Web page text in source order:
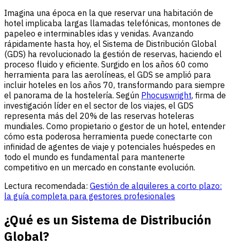
Imagina una época en la que reservar una habitación de
hotel implicaba largas llamadas telefónicas, montones de
papeleo e interminables idas y venidas. Avanzando
rápidamente hasta hoy, el Sistema de Distribución Global
(GDS) ha revolucionado la gestión de reservas, haciendo el
proceso fluido y eficiente. Surgido en los años 60 como
herramienta para las aerolíneas, el GDS se amplió para
incluir hoteles en los años 70, transformando para siempre
el panorama de la hostelería. Según Phocuswright, firma de
investigación líder en el sector de los viajes, el GDS
representa más del 20% de las reservas hoteleras
mundiales. Como propietario o gestor de un hotel, entender
cómo esta poderosa herramienta puede conectarte con
infinidad de agentes de viaje y potenciales huéspedes en
todo el mundo es fundamental para mantenerte
competitivo en un mercado en constante evolución.
Lectura recomendada: Gestión de alquileres a corto plazo:
la guía completa para gestores profesionales
¿Qué es un Sistema de Distribución
Global?